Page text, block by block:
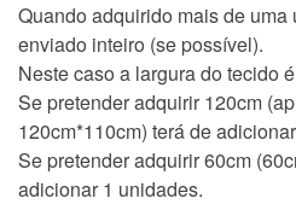
Quando adquirido mais de uma
enviado inteiro (se possível).
Neste caso a largura do tecido
Se pretender adquirir 120cm
120cm*110cm) terá de
Se pretender adquirir 60cm
adicionar 1 unidades.